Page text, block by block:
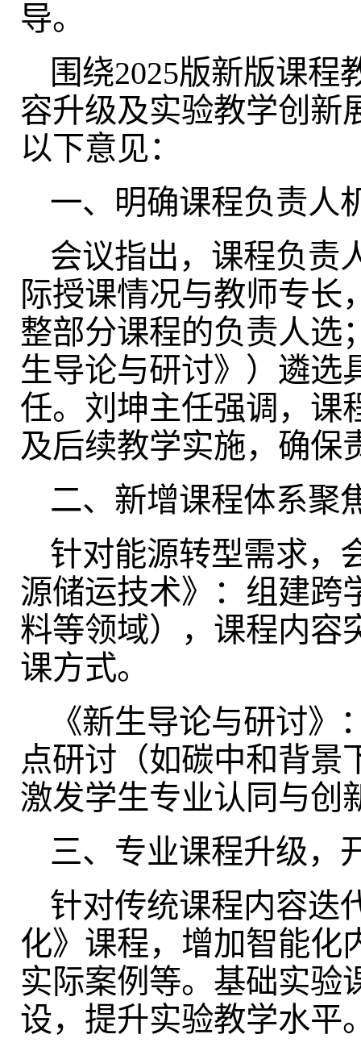
导。
围绕2025版新版课
容升级及实验教学创新
以下意见：
一、明确课程负责人
会议指出，课程负责
际授课情况与教师专
整部分课程的负责人选
生导论与研讨》）遴选
任。刘坤主任强调，课
及后续教学实施，确保
二、新增课程体系聚
针对能源转型需求，
源储运技术》：组建跨
料等领域），课程内容
课方式。
《新生导论与研讨
点研讨（如碳中和背景
激发学生专业认同与创
三、专业课程升级，
针对传统课程内容迭
化》课程，增加智能化
实际案例等。基础实验
设，提升实验教学水平